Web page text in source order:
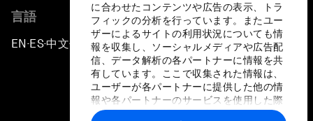
に合わせたコンテンツや広告の表示、トラ
フィックの分析を行っています。またユー
ザーによるサイトの利用状況についても情
報を収集し、ソーシャルメディアや広告配
信、データ解析の各パートナーに情報を共
有しています。ここで収集された情報は、
ユーザーが各パートナーに提供した他の情
報や各パートナーのサービスを使用した際
に収集された情報と組み合わされ、各パー
言語
EN ▪ES▪中文▪ 日本語